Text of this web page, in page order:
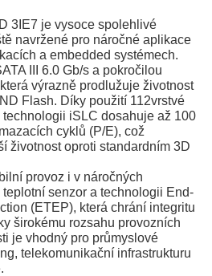
3IE7 je vysoce spolehlivé
navržené pro náročné aplikace
a embedded systémech.
III 6.0 Gb/s a pokročilou
výrazně prodlužuje životnost
Flash. Díky použití 112vrstvé
iSLC dosahuje až 100
cyklů (P/E), což
životnost oproti standardním 3D
provoz i v náročných
senzor a technologii End-
(ETEP), která chrání integritu
širokému rozsahu provozních
je vhodný pro průmyslové
telekomunikační infrastrukturu